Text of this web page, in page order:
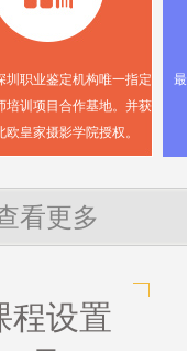
圳职业鉴定机构唯一指定
培训项目合作基地。并获
欧皇家摄影学院授权。
看更多
程设置